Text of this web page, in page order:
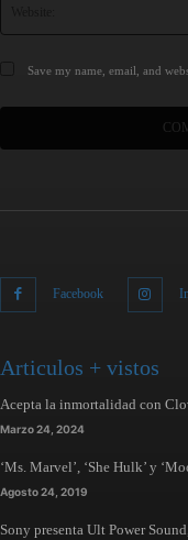
Save my name, email, and
Facebook
Articulos + vistos
Acepta la inmortalidad con
Marzo 24, 2024
‘Ms. Marvel’, ‘She Hulk’ y
Agosto 24, 2019
Sony presenta Ult Power